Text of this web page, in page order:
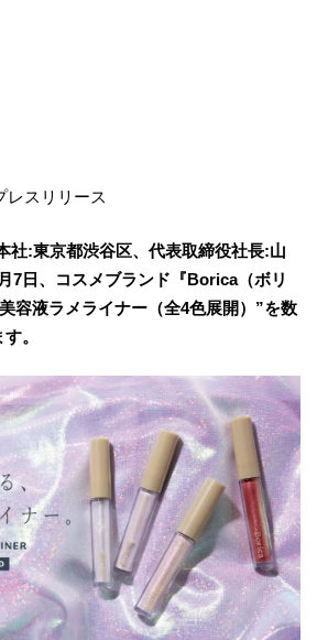
レスリリース
社:東京都渋谷区、代表取締役社長:山
7日、コスメブランド『Borica（ボリ
容液ラメライナー（全4色展開）”を数
。